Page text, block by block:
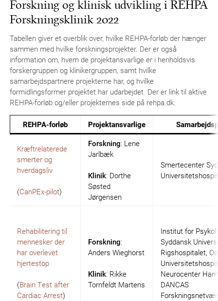
Forskning og klinisk udvikling i REHPA
Forskningsklinik 2022
Tabellen giver et overblik over, hvilke REHPA-forløb der hænger
sammen med hvilke forskningsprojekter. Der er også
information om, hvem de projektansvarlige er i henholdsvis
forskergruppen og klinikergruppen, samt hvilke
samarbejdspartnere projekterne har, og hvilke
formidlingsformer projektet har udarbejdet. Der er link til aktive
REHPA-forløb og/eller projekternes side på rehpa.dk.
REHPA-forløb Projektansvarlige
Kræftrelaterede
smerter og
hverdagsliv
(CanPEx-pilot)
Forskning: Lene
Jarlbæk
Klinik: Dorthe
Søsted
Jørgensen
Smertecenter
Rehabilitering til
mennesker der
har overlevet
hjertestop
(Brain Test after
Cardiac Arrest)
Forskning:
Anders Wieghorst
Klinik: Rikke
Tornfeldt Martens
Institut for
Syddansk
Rigshospitalet,
Neurocenter
DANCAS